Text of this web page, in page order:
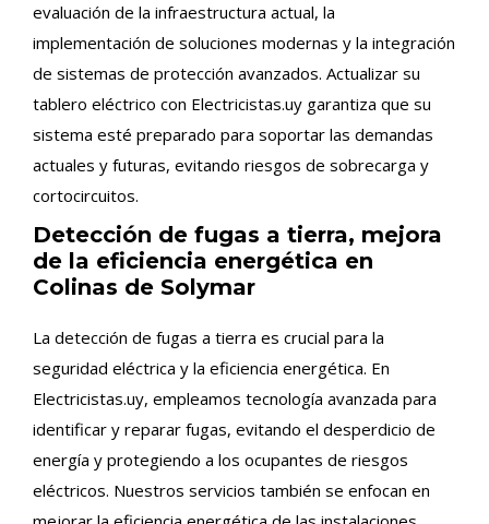
evaluación de la infraestructura actual, la
implementación de soluciones modernas y la integración
de sistemas de protección avanzados. Actualizar su
tablero eléctrico con Electricistas.uy garantiza que su
sistema esté preparado para soportar las demandas
actuales y futuras, evitando riesgos de sobrecarga y
cortocircuitos.
Detección de fugas a tierra, mejora
de la eficiencia energética en
Colinas de Solymar
La detección de fugas a tierra es crucial para la
seguridad eléctrica y la eficiencia energética. En
Electricistas.uy, empleamos tecnología avanzada para
identificar y reparar fugas, evitando el desperdicio de
energía y protegiendo a los ocupantes de riesgos
eléctricos. Nuestros servicios también se enfocan en